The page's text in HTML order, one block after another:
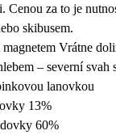
Cenou za to je
skibusem.
Vrátne
– severní svah
lanovkou
13%
60%